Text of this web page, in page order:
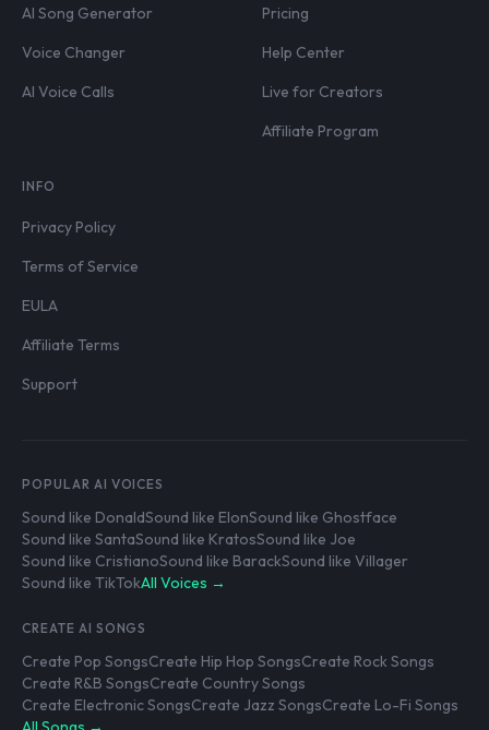
AI Song Generator
Voice Changer
AI Voice Calls
Pricing
Help Center
Live for Creators
Affiliate Program
INFO
Privacy Policy
Terms of Service
EULA
Affiliate Terms
Support
POPULAR AI VOICES
Sound like DonaldSound like ElonSound like Ghostface
Sound like SantaSound like KratosSound like Joe
Sound like CristianoSound like BarackSound like Villager
Sound like TikTokAll Voices →
CREATE AI SONGS
Create Pop SongsCreate Hip Hop SongsCreate Rock Songs
Create R&B SongsCreate Country Songs
Create Electronic SongsCreate Jazz SongsCreate Lo-Fi Songs